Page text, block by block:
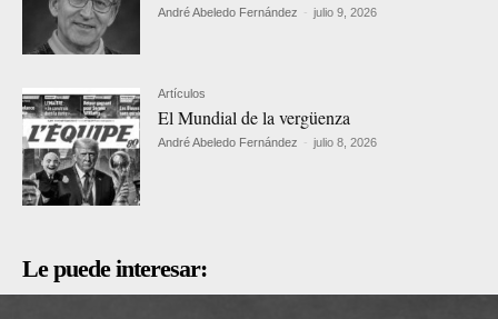
André Abeledo Fernández - julio 9, 2026
Artículos
El Mundial de la vergüenza
André Abeledo Fernández - julio 8, 2026
Le puede interesar: